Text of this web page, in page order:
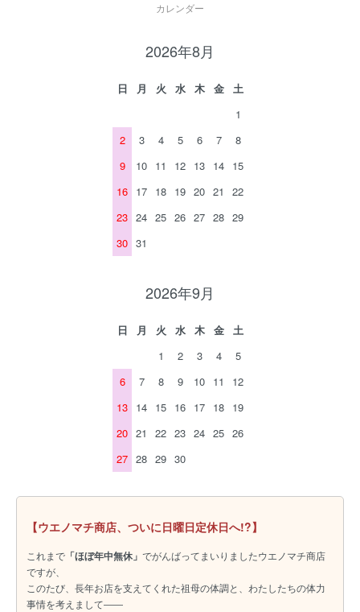
カレンダー
2026年8月
日 月 火 水 木 金
土
1
2
3 4 5 6 7
8
9
10 11 12 13 14 15
16 17 18 19 20 21
22
23 24 25 26 27 28 29
30 31
2026年9月
日 月 火 水 木 金
土
1
2 3 4
5
6
7 8 9 10 11
12
13 14 15 16 17 18 19
20 21 22 23 24 25 26
27 28 29 30
【ウエノマチ商店、ついに日曜日定休日へ!?】
これまで 「ほぼ年中無休」 でがんばってまいりましたウエノマチ商店
ですが、
このたび、長年お店を支えてくれた祖母の体調と、わたしたちの体力
事情を考えまして――